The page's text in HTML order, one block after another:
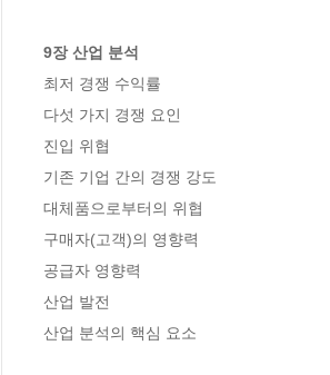
9장 산업 분석
최저 경쟁 수익률
다섯 가지 경쟁 요인
진입 위협
기존 기업 간의 경쟁 강도
대체품으로부터의 위협
구매자(고객)의 영향력
공급자 영향력
산업 발전
산업 분석의 핵심 요소